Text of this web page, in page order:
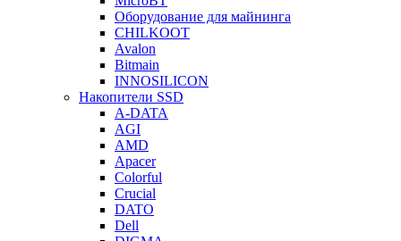
Оборудование для майнинга
CHILKOOT
Avalon
Bitmain
INNOSILICON
Накопители SSD
A-DATA
AGI
AMD
Apacer
Colorful
Crucial
DATO
Dell